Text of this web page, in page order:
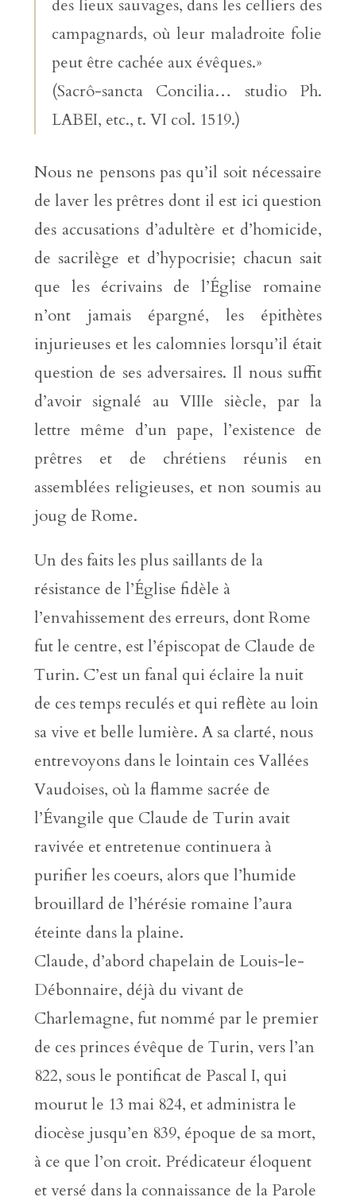
des lieux sauvages, dans les celliers des
campagnards, où leur maladroite folie
peut être cachée aux évêques.»
(Sacrô-sancta Concilia… studio Ph.
LABEI, etc., t. VI col. 1519.)
Nous ne pensons pas qu’il soit nécessaire
de laver les prêtres dont il est ici question
des accusations d’adultère et d’homicide,
de sacrilège et d’hypocrisie; chacun sait
que les écrivains de l’Église romaine
n’ont jamais épargné, les épithètes
injurieuses et les calomnies lorsqu’il était
question de ses adversaires. Il nous suffit
d’avoir signalé au VIIIe siècle, par la
lettre même d’un pape, l’existence de
prêtres et de chrétiens réunis en
assemblées religieuses, et non soumis au
joug de Rome.
Un des faits les plus saillants de la
résistance de l’Église fidèle à
l’envahissement des erreurs, dont Rome
fut le centre, est l’épiscopat de Claude de
Turin. C’est un fanal qui éclaire la nuit
de ces temps reculés et qui reflète au loin
sa vive et belle lumière. A sa clarté, nous
entrevoyons dans le lointain ces Vallées
Vaudoises, où la flamme sacrée de
l’Évangile que Claude de Turin avait
ravivée et entretenue continuera à
purifier les coeurs, alors que l’humide
brouillard de l’hérésie romaine l’aura
éteinte dans la plaine.
Claude, d’abord chapelain de Louis-le-
Débonnaire, déjà du vivant de
Charlemagne, fut nommé par le premier
de ces princes évêque de Turin, vers l’an
822, sous le pontificat de Pascal I, qui
mourut le 13 mai 824, et administra le
diocèse jusqu’en 839, époque de sa mort,
à ce que l’on croit. Prédicateur éloquent
et versé dans la connaissance de la Parole